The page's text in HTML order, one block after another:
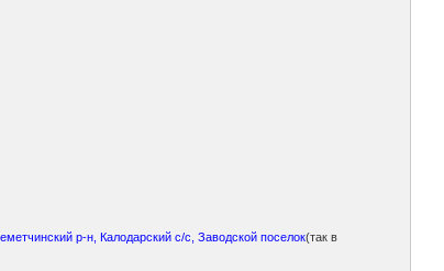
р-н, Калодарский с/с, Заводской поселок(так в